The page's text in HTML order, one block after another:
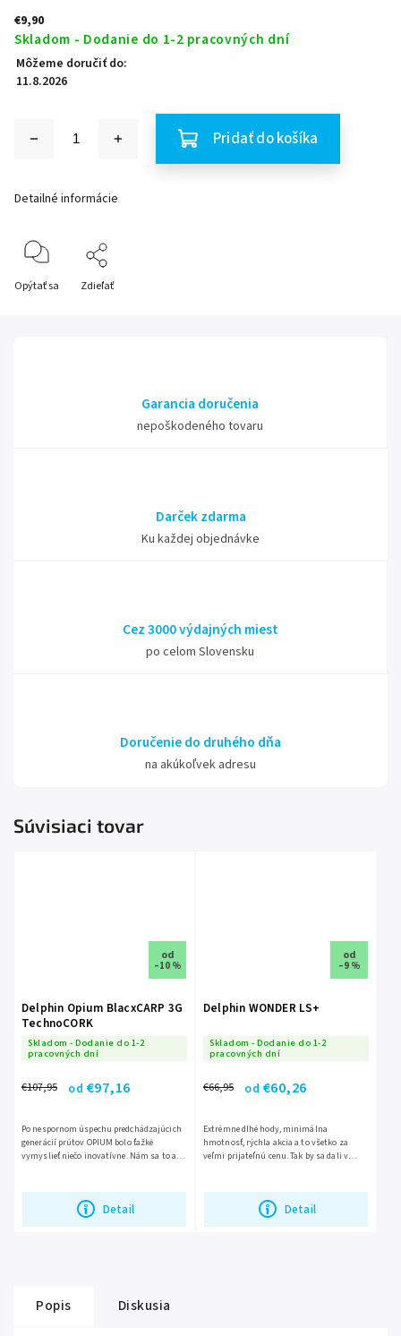
€9,90
Skladom - Dodanie do 1-2 pracovných dní
Môžeme doručiť do:
11.8.2026
Pridať do košíka
Detailné informácie
Opýtať sa Zdieľať
Garancia doručenia
nepoškodeného tovaru
Darček zdarma
Ku každej objednávke
Cez 3000 výdajných miest
po celom Slovensku
Doručenie do druhého dňa
na akúkoľvek adresu
Súvisiaci tovar
od
–10 %
Delphin Opium BlacxCARP 3G
TechnoCORK
Skladom - Dodanie do 1-2
pracovných dní
€107,95 od €97,16
Detail
Po nespornom úspechu predchádzajúcich
generácií prútov OPIUM bolo ťažké
vymyslieť niečo inovatívne. Nám sa to ale
od
–9 %
Delphin WONDER LS+
Skladom - Dodanie do 1-2
pracovných dní
€66,95 od €60,26
Detail
Extrémne dlhé hody, minimálna
hmotnosť, rýchla akcia a to všetko za
veľmi prijateľnú cenu. Tak by sa dali v
Popis Diskusia